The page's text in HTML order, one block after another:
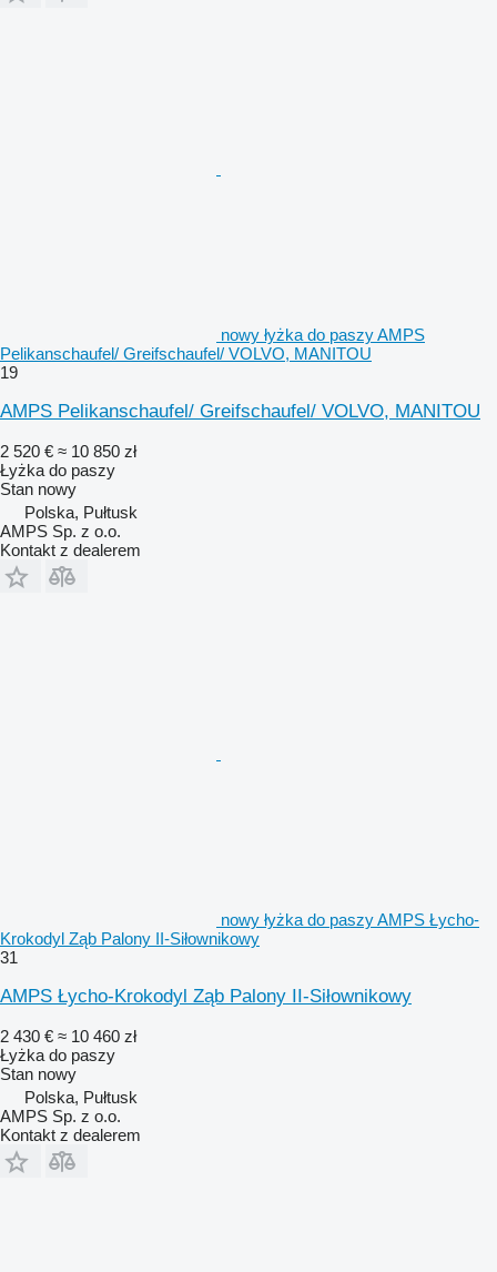
nowy łyżka do paszy AMPS
Pelikanschaufel/ Greifschaufel/ VOLVO, MANITOU
19
AMPS Pelikanschaufel/ Greifschaufel/ VOLVO, MANITOU
2 520 € ≈ 10 850 zł
Łyżka do paszy
Stan nowy
Polska, Pułtusk
AMPS Sp. z o.o.
Kontakt z dealerem
nowy łyżka do paszy AMPS Łycho-
Krokodyl Ząb Palony II-Siłownikowy
31
AMPS Łycho-Krokodyl Ząb Palony II-Siłownikowy
2 430 € ≈ 10 460 zł
Łyżka do paszy
Stan nowy
Polska, Pułtusk
AMPS Sp. z o.o.
Kontakt z dealerem